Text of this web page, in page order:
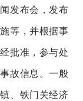
发布会，发布
等，并根据事
批准，参与处
故信息。一般
、 铁门关经济